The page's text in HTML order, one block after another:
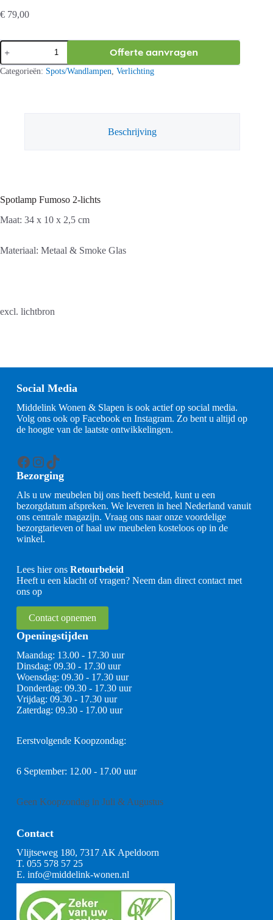
€ 79,00
Spotlamp
Fumoso
2-
lichts
Offerte aanvragen
Categorieën: Spots/Wandlampen Verlichting
Beschrijving
Spotlamp Fumoso 2-lichts
Maat: 34 x 10 x 2,5 cm
Materiaal: Metaal & Smoke Glas
excl. lichtbron
Social Media
Middelink Wonen & Slapen is ook actief op social media.
Volg ons ook op Facebook en Instagram. Zo bent u altijd op
de hoogte van de laatste ontwikkelingen.
Facebook
Instagram
TikTok
Bezorging
Als u uw meubelen bij ons heeft besteld, kunt u een
bezorgdatum afspreken. We leveren in heel Nederland vanuit
ons centrale magazijn. Vraag ons naar onze voordelige
bezorgtarieven of haal uw meubelen kosteloos op in de
winkel.
Lees hier ons Retourbeleid
Heeft u een klacht of vragen? Neem dan direct contact met
ons op
Contact opnemen
Openingstijden
Maandag: 13.00 - 17.30 uur
Dinsdag: 09.30 - 17.30 uur
Woensdag: 09.30 - 17.30 uur
Donderdag: 09.30 - 17.30 uur
Vrijdag: 09.30 - 17.30 uur
Zaterdag: 09.30 - 17.00 uur
Eerstvolgende Koopzondag:
6 September: 12.00 - 17.00 uur
Geen Koopzondag in Juli & Augustus
Contact
Vlijtseweg 180, 7317 AK Apeldoorn
T. 055 578 57 25
E. info@middelink-wonen.nl